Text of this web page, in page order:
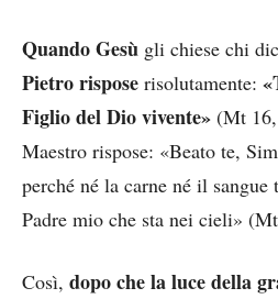
Quando Gesù gli chiese chi
Pietro rispose risolutamente:
Figlio del Dio vivente» (Mt
Maestro rispose: «Beato te,
perché né la carne né il
Padre mio che sta nei cieli»
Così, dopo che la luce della